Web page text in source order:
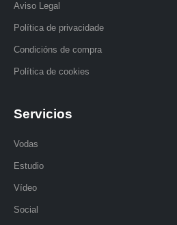
Aviso Legal
Política de privacidade
Condicións de compra
Política de cookies
Servicios
Vodas
Estudio
Vídeo
Social